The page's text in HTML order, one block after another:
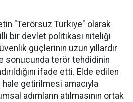
"Terörsüz Türkiye" olarak
bir devlet politikası niteliği
güçlerinin uzun yıllardır
sonucunda terör tehdidinin
ifade etti. Elde edilen
hale getirilmesi amacıyla
adımların atılmasının ortak